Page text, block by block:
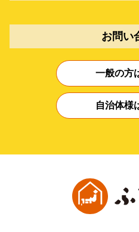
お問い
一般の方
自治体様